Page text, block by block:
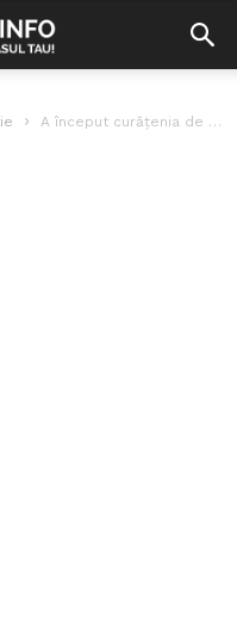
A început curățenia de primăvară pe străzile orașului